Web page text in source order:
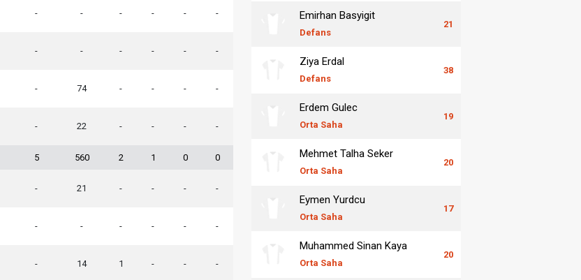
- - - - - -
- - - - - -
- 74 - - - -
- 22 - - - -
5 560 2 1 0 0
- 21 - - - -
- - - - - -
- 14 1 - - -
Emirhan Basyigit
Defans
21
Ziya Erdal
Defans
38
Erdem Gulec
Orta Saha
19
Mehmet Talha Seker
Orta Saha
20
Eymen Yurdcu
Orta Saha
17
Muhammed Sinan Kaya
Orta Saha
20